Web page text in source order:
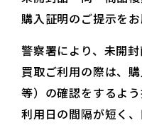
購入証明のご提示をお
警察署により、未開
買取ご利用の際は、
等）の確認をするよ
利用日の間隔が短く